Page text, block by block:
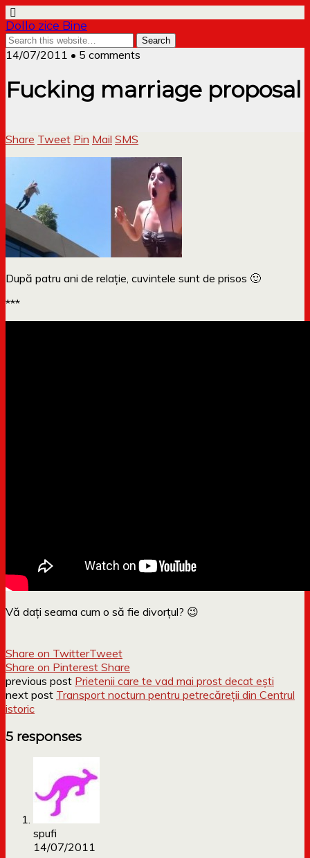
Dollo zice Bine
14/07/2011 • 5 comments
Fucking marriage proposal
Share Tweet Pin Mail SMS
După patru ani de relație, cuvintele sunt de prisos 🙂
***
Vă dați seama cum o să fie divorțul? 😉
Share on TwitterTweet
Share on Pinterest Share
previous post Prietenii care te vad mai prost decat ești
next post Transport nocturn pentru petrecăreții din Centrul
istoric
5 responses
spufi
14/07/2011